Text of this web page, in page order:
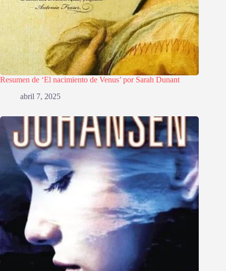
Resumen de ‘El nacimiento de Venus’ por Sarah Dunant
abril 7, 2025